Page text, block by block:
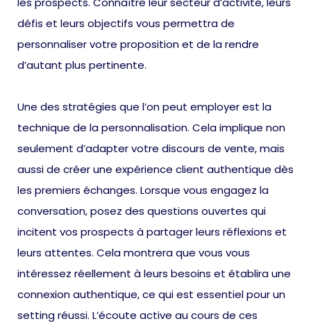
défis et leurs objectifs vous permettra de
personnaliser votre proposition et de la rendre
d’autant plus pertinente.
Une des stratégies que l’on peut employer est la
technique de la personnalisation. Cela implique non
seulement d’adapter votre discours de vente, mais
aussi de créer une expérience client authentique dès
les premiers échanges. Lorsque vous engagez la
conversation, posez des questions ouvertes qui
incitent vos prospects à partager leurs réflexions et
leurs attentes. Cela montrera que vous vous
intéressez réellement à leurs besoins et établira une
connexion authentique, ce qui est essentiel pour un
setting réussi. L’écoute active au cours de ces